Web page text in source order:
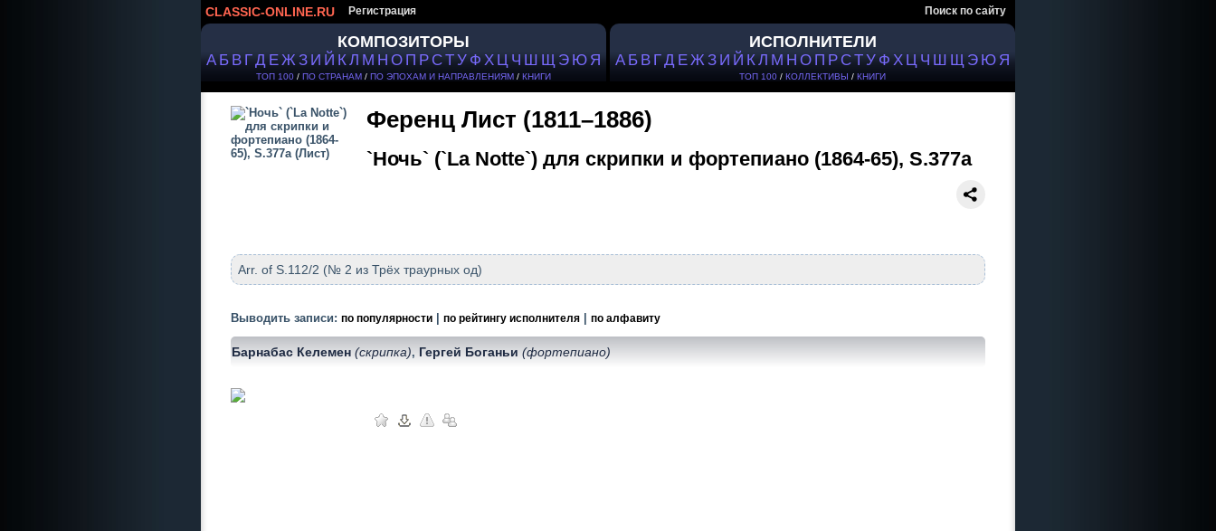
CLASSIC-ONLINE.RU Регистрация Поиск по сайту
КОМПОЗИТОРЫ
АБВГДЕЖЗИЙКЛМНОПРСТУФХЦЧШЩЭЮЯ
ТОП 100 / ПО СТРАНАМ / ПО ЭПОХАМ И НАПРАВЛЕНИЯМ / КНИГИ
ИСПОЛНИТЕЛИ
АБВГДЕЖЗИЙКЛМНОПРСТУФХЦЧШЩЭЮЯ
ТОП 100 / КОЛЛЕКТИВЫ / КНИГИ
Ференц Лист (1811–1886)
`Ночь` (`La Notte`) для скрипки и фортепиано (1864-65), S.377a
Arr. of S.112/2 (№ 2 из Трёх траурных од)
Выводить записи: по популярности по рейтингу исполнителя по алфавиту
Барнабас Келемен(скрипка), Гергей Боганьи(фортепиано)